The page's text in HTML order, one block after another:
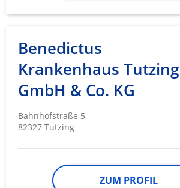
Benedictus
Krankenhaus Tutzing
GmbH & Co. KG
Bahnhofstraße 5
82327 Tutzing
ZUM PROFIL